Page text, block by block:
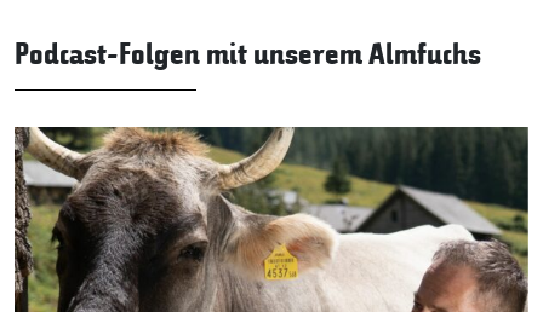
Podcast-Folgen mit unserem Almfuchs